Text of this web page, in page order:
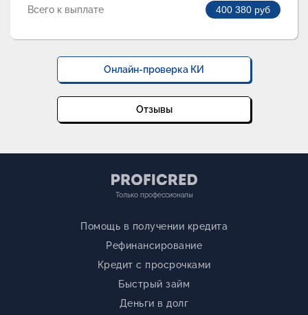
Всего к выплате 400 380 руб
Онлайн-проверка КИ
Отзывы
Только профессионалы
Помощь в получении кредита
Рефинансирование
Кредит с просрочками
Быстрый займ
Деньги в долг